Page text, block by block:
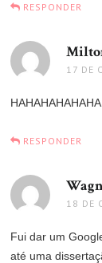
RESPONDER
17 DE
RESPONDER
18 DE
Fui dar um
até uma